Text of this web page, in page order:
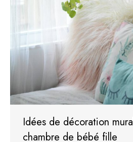
Idées de décoration
chambre de bébé fille